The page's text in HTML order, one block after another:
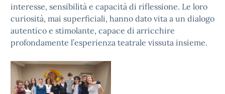
interesse, sensibilità e capacità di riflessione. Le loro
curiosità, mai superficiali, hanno dato vita a un dialogo
autentico e stimolante, capace di arricchire
profondamente l’esperienza teatrale vissuta insieme.